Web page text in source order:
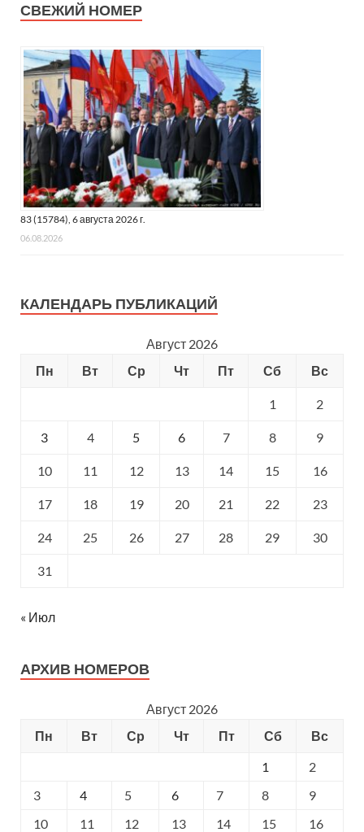
СВЕЖИЙ НОМЕР
83 (15784), 6 августа 2026 г.
06.08.2026
КАЛЕНДАРЬ ПУБЛИКАЦИЙ
Август 2026
Пн
Вт Ср Чт Пт Сб Вс
1 2
3 4 5 6 7 8 9
10 11 12 13 14 15 16
17 18 19 20 21 22 23
24 25 26 27 28 29 30
31
« Июл
АРХИВ НОМЕРОВ
Август 2026
Пн
Вт Ср Чт Пт Сб
Вс
1
2
3
4 5 6 7 8
9
10
11 12 13 14 15 16